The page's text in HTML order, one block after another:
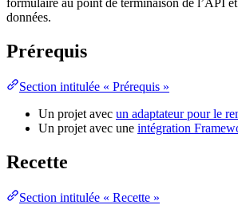
formulaire au point de terminaison de l’API
données.
Prérequis
Section intitulée « Prérequis »
Un projet avec un adaptateur pour le
Un projet avec une intégration
Recette
Section intitulée « Recette »